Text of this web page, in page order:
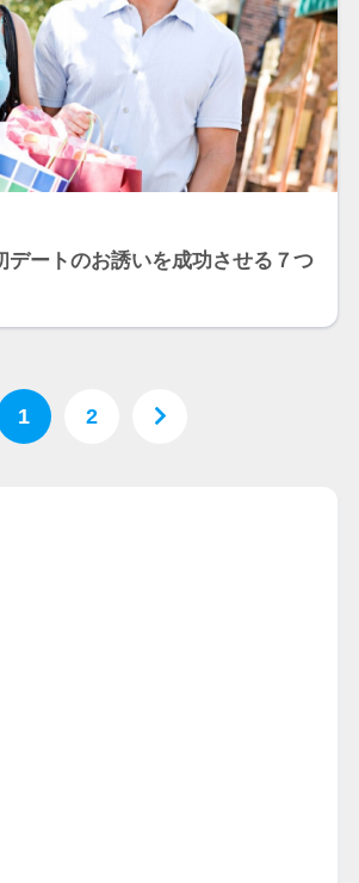
デートのお誘いを成功させる７つ
1 2